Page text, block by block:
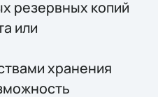
резервных копий
или
хранения